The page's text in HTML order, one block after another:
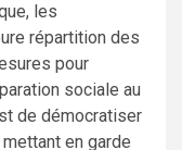
les
répartition des
pour
sociale au
de démocratiser
en garde